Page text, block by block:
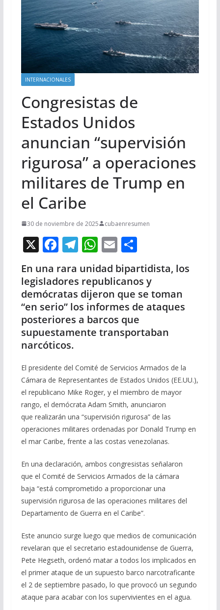
INTERNACIONALES
Congresistas de
Estados Unidos
anuncian “supervisión
rigurosa” a operaciones
militares de Trump en
el Caribe
30 de noviembre de 2025 cubaenresumen
X F
e
b
o
o
k
T
e
gr
a
m
W
h
at
s
A
p
p
E
m
ai
l
C
o
m
p
ar
ti
r
En una rara unidad bipartidista, los
legisladores republicanos y
demócratas dijeron que se toman
“en serio” los informes de ataques
posteriores a barcos que
supuestamente transportaban
narcóticos.
El presidente del Comité de Servicios Armados de la
Cámara de Representantes de Estados Unidos (EE.UU.),
el republicano Mike Roger, y el miembro de mayor
rango, el demócrata Adam Smith, anunciaron
que realizarán una “supervisión rigurosa” de las
operaciones militares ordenadas por Donald Trump en
el mar Caribe, frente a las costas venezolanas.
En una declaración, ambos congresistas señalaron
que el Comité de Servicios Armados de la cámara
baja “está comprometido a proporcionar una
supervisión rigurosa de las operaciones militares del
Departamento de Guerra en el Caribe”.
Este anuncio surge luego que medios de comunicación
revelaran que el secretario estadounidense de Guerra,
Pete Hegseth, ordenó matar a todos los implicados en
el primer ataque de un supuesto barco narcotraficante
el 2 de septiembre pasado, lo que provocó un segundo
ataque para acabar con los supervivientes en el agua.